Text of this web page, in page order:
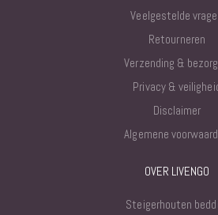
Veelgestelde
Retourneren
Verzending &
Privacy &
Disclaimer
Algemene
OVER LIVENGO
Steigerhouten